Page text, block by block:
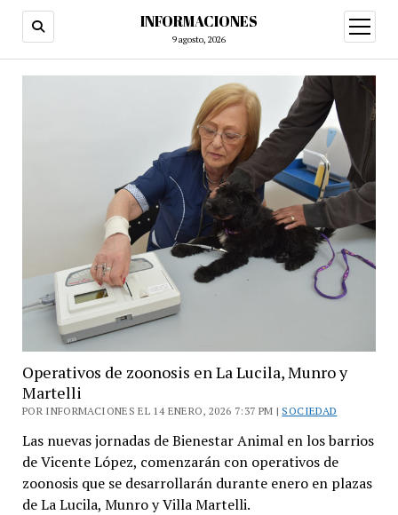
INFORMACIONES
9 agosto, 2026
abrir
menú
Operativos de zoonosis en La Lucila, Munro y
Martelli
POR INFORMACIONES EL 14 ENERO, 2026 7:37 PM | SOCIEDAD
Las nuevas jornadas de Bienestar Animal en los barrios
de Vicente López, comenzarán con operativos de
zoonosis que se desarrollarán durante enero en plazas
de La Lucila, Munro y Villa Martelli.